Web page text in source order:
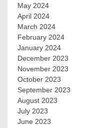
May 2024
April 2024
March 2024
February 2024
January 2024
December 2023
November 2023
October 2023
September 2023
August 2023
July 2023
June 2023